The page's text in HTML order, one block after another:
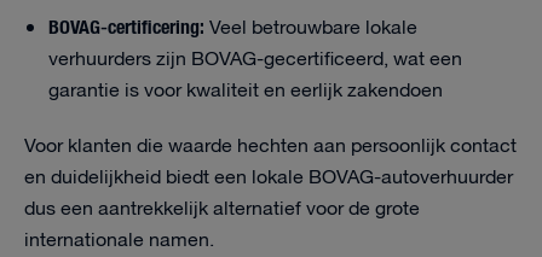
BOVAG-certificering: Veel betrouwbare lokale
verhuurders zijn BOVAG-gecertificeerd, wat een
garantie is voor kwaliteit en eerlijk zakendoen
Voor klanten die waarde hechten aan persoonlijk contact
en duidelijkheid biedt een lokale BOVAG-autoverhuurder
dus een aantrekkelijk alternatief voor de grote
internationale namen.